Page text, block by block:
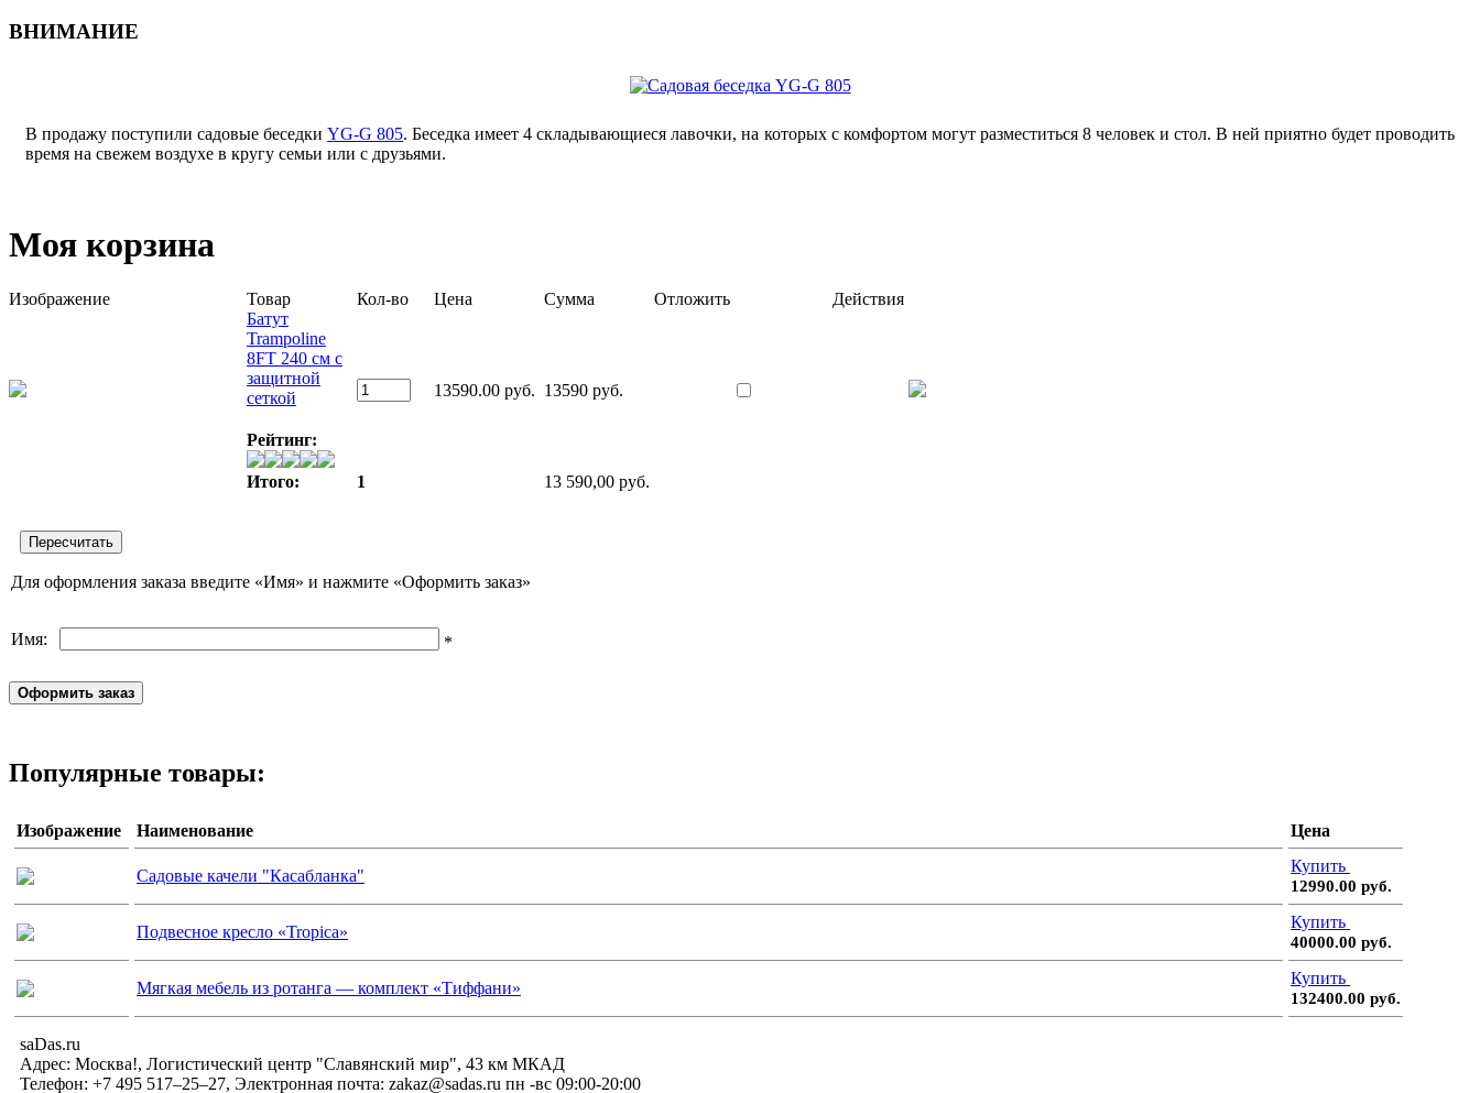
ВНИМАНИЕ
В продажу поступили садовые беседкиYG-G 805. Беседка имеет 4 складывающиеся лавочки, на которых с комфортом могут разместиться 8 человек и стол. В ней приятно будет проводить
время на свежем воздухе в кругу семьи или с друзьями.
Моя корзина
Изображение Товар Кол-во Цена Сумма Отложить
Действия
Батут
Trampoline
8FT 240 см с
защитной
сеткой
Рейтинг:
13590.00 руб. 13590 руб.
Итого: 1 13 590,00 руб.
Для оформления заказа введите «Имя» и нажмите «Оформить заказ»
Имя: *
Популярные товары:
Изображение Наименование Цена
Садовые качели "Касабланка"
Купить
12990.00 руб.
Подвесное кресло «Tropica»
Купить
40000.00 руб.
Мягкая мебель из ротанга — комплект «Тиффани»
Купить
132400.00 руб.
saDas.ru
Адрес: Москва!, Логистический центр "Славянский мир", 43 км МКАД
Телефон: +7 495 517–25–27, Электронная почта: zakaz@sadas.ru пн -вс 09:00-20:00